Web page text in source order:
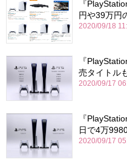
『
円や39万円
2020/09/18
『
売タイトル
2020/09/17
『
日で4万
2020/09/17